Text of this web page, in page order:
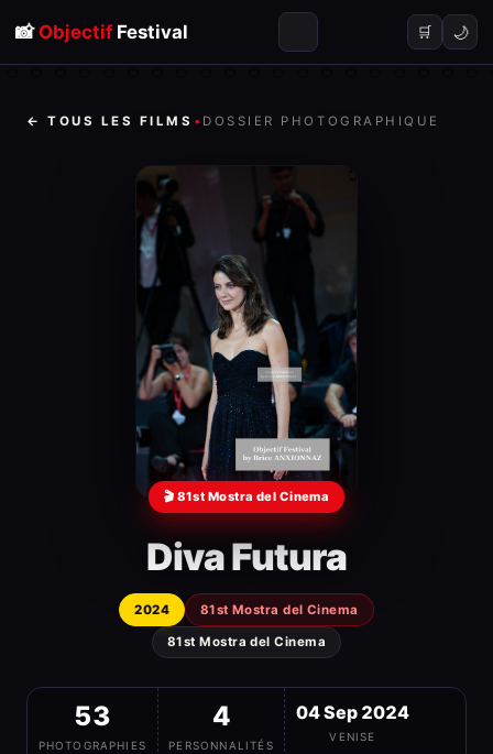
📸 ObjectifFestival 🛒 🌙
← TOUS LES FILMS • DOSSIER PHOTOGRAPHIQUE
🎬 81st Mostra del Cinema
Diva Futura
2024 81st Mostra del Cinema
81st Mostra del Cinema
53
PHOTOGRAPHIES
4
PERSONNALITÉS
04 Sep 2024
VENISE